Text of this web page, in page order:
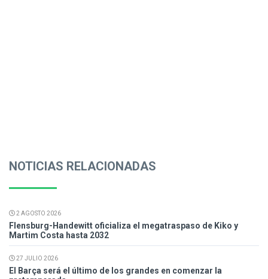
NOTICIAS RELACIONADAS
2 AGOSTO 2026
Flensburg-Handewitt oficializa el megatraspaso de Kiko y
Martim Costa hasta 2032
27 JULIO 2026
El Barça será el último de los grandes en comenzar la